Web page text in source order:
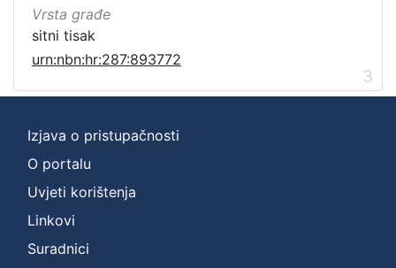
Vrsta građe
sitni tisak
urn:nbn:hr:287:893772
3
Izjava o pristupačnosti
O portalu
Uvjeti korištenja
Linkovi
Suradnici